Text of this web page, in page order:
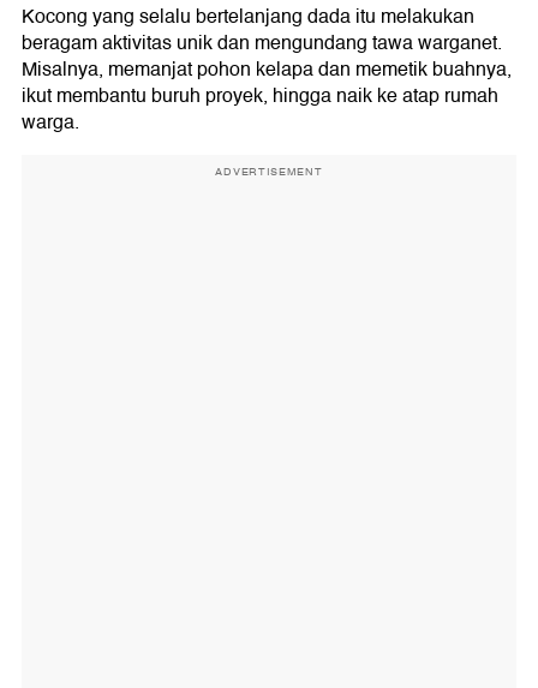
Kocong yang selalu bertelanjang dada itu melakukan
beragam aktivitas unik dan mengundang tawa warganet.
Misalnya, memanjat pohon kelapa dan memetik buahnya,
ikut membantu buruh proyek, hingga naik ke atap rumah
warga.
ADVERTISEMENT